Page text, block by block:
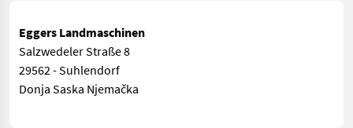
Eggers Landmaschinen
Salzwedeler Straße 8
29562 - Suhlendorf
Donja Saska Njemačka